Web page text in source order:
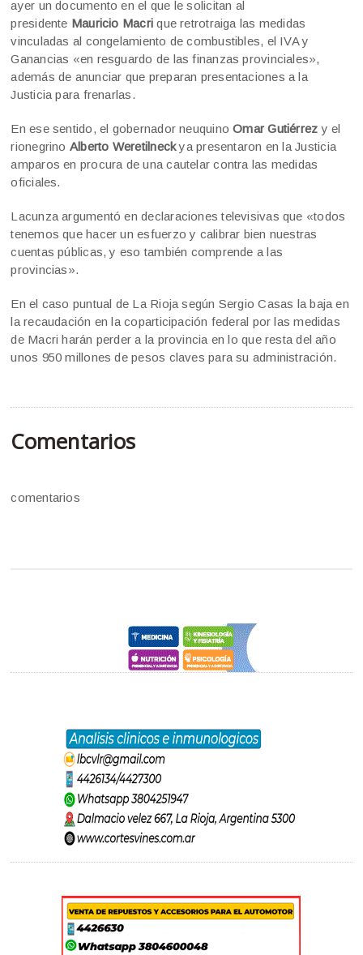
ayer un documento en el que le solicitan al
presidente Mauricio Macri que retrotraiga las medidas
vinculadas al congelamiento de combustibles, el IVA y
Ganancias «en resguardo de las finanzas provinciales»,
además de anunciar que preparan presentaciones a la
Justicia para frenarlas.
En ese sentido, el gobernador neuquinoOmar Gutiérrez y el
rionegrino Alberto Weretilneckya presentaron en la Justicia
amparos en procura de una cautelar contra las medidas
oficiales.
Lacunza argumentó en declaraciones televisivas que «todos
tenemos que hacer un esfuerzo y calibrar bien nuestras
cuentas públicas, y eso también comprende a las
provincias».
En el caso puntual de La Rioja según Sergio Casas la baja en
la recaudación en la coparticipación federal por las medidas
de Macri harán perder a la provincia en lo que resta del año
unos 950 millones de pesos claves para su administración.
Comentarios
comentarios